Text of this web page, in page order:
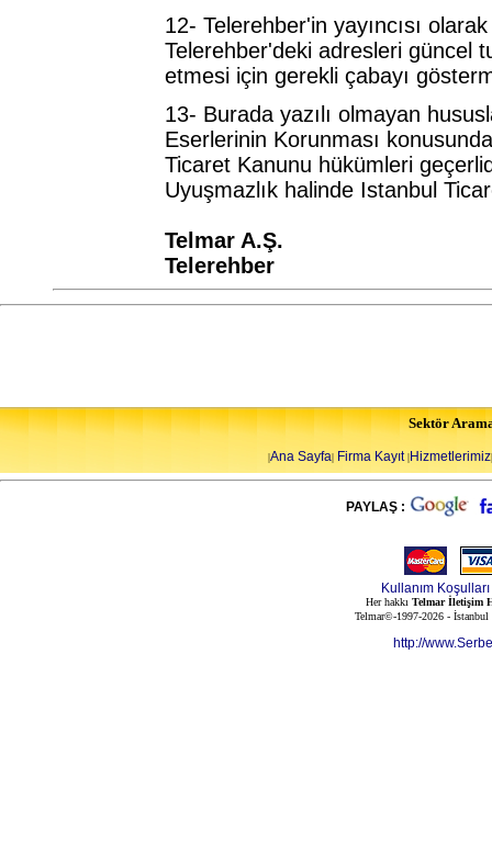
12- Telerehber'in yayıncısı
Telerehber'deki adresleri güncel
etmesi için gerekli çabayı
13- Burada yazılı olmayan
Eserlerinin Korunması
Ticaret Kanunu hükümleri
Uyuşmazlık halinde Istanbul
Telmar A.Ş.
Telerehber
Sektör
|Ana Sayfa| Firma Kayıt|Hizmetlerimiz|
PAYLAŞ :
Kullanım Koşulları
Her hakkı Telmar İletişim
Telmar©-1997-2026 -
http://